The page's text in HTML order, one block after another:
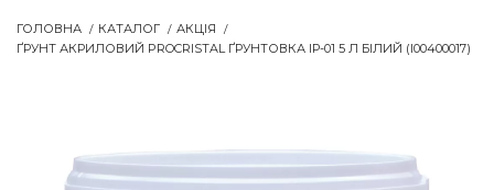
ГОЛОВНА КАТАЛОГ
АКЦІЯ
ҐРУНТ АКРИЛОВИЙ PROCRISTAL ҐРУНТОВКА IР-01 5 Л БІЛИЙ (I00400017)